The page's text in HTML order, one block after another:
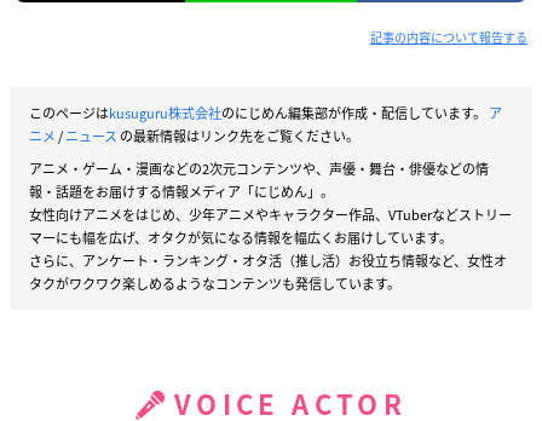
記事の内容について報告する
このページはkusuguru株式会社のにじめん編集部が作成・配信しています。 ア
ニメ/ニュース の最新情報はリンク先をご覧ください。
アニメ・ゲーム・漫画などの2次元コンテンツや、声優・舞台・俳優などの情
報・話題をお届けする情報メディア「にじめん」。
女性向けアニメをはじめ、少年アニメやキャラクター作品、VTuberなどストリー
マーにも幅を広げ、オタクが気になる情報を幅広くお届けしています。
さらに、アンケート・ランキング・オタ活（推し活）お役立ち情報など、女性オ
タクがワクワク楽しめるようなコンテンツも発信しています。
VOICE ACTOR